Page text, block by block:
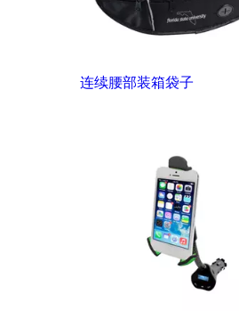
连续腰部装箱袋子